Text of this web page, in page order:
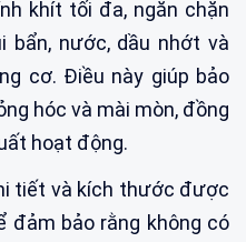
khít tối đa, ngăn chặn
bẩn, nước, dầu nhớt và
cơ. Điều này giúp bảo
hóc và mài mòn, đồng
hoạt động.
tiết và kích thước được
đảm bảo rằng không có